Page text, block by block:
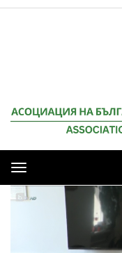
Мобилна
навигация